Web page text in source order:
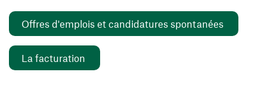
Offres d'emplois et candidatures spontanées
La facturation